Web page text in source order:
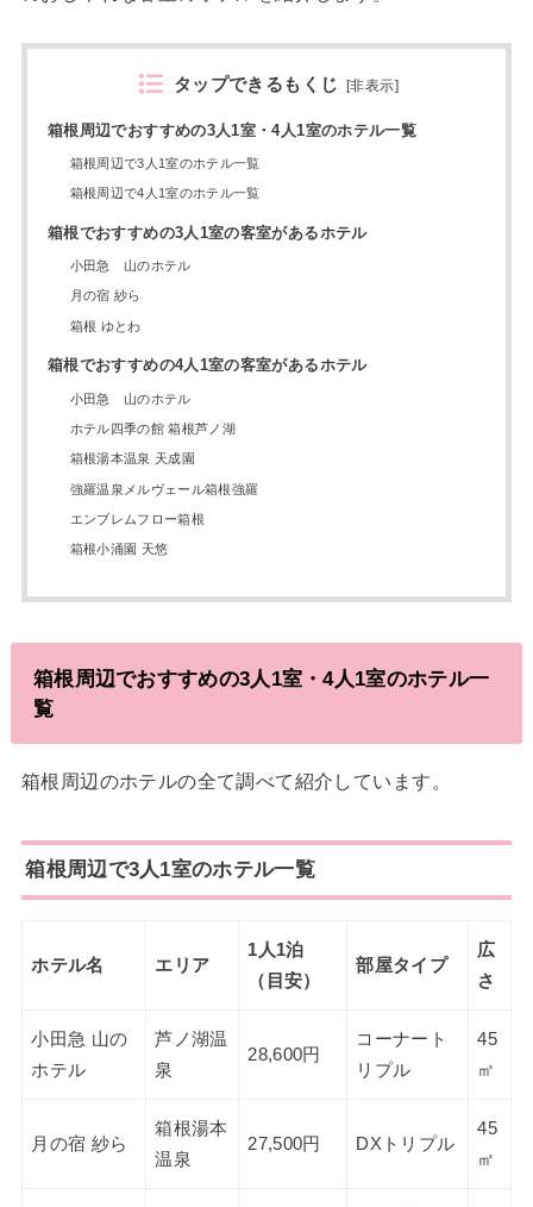
タップできるもくじ [非表示]
箱根周辺でおすすめの3人1室・4人1室のホテル一覧
箱根周辺で3人1室のホテル一覧
箱根周辺で4人1室のホテル一覧
箱根でおすすめの3人1室の客室があるホテル
小田急 山のホテル
月の宿 紗ら
箱根 ゆとわ
箱根でおすすめの4人1室の客室があるホテル
小田急 山のホテル
ホテル四季の館 箱根芦ノ湖
箱根湯本温泉 天成園
強羅温泉メルヴェール箱根強羅
エンブレムフロー箱根
箱根小涌園 天悠
箱根周辺でおすすめの3人1室・4人1室のホテル一
覧
箱根周辺のホテルの全て調べて紹介しています。
箱根周辺で3人1室のホテル一覧
ホテル名 エリア
1人1泊
（目安）
部屋タイプ
広
さ
小田急 山の
ホテル
芦ノ湖温
泉
28,600円
コーナート
リプル
45
㎡
月の宿 紗ら
箱根湯本
温泉
27,500円 DXトリプル
45
㎡